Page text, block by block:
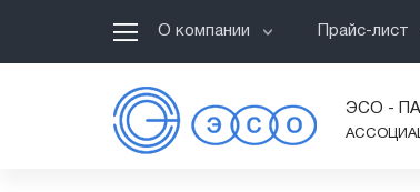
О компании Прайс-лист
ЭСО -